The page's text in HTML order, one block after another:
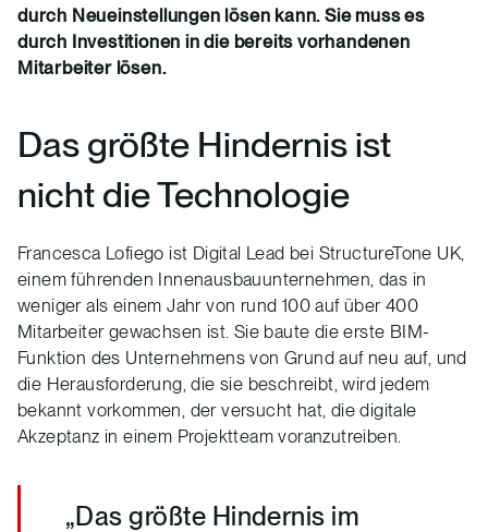
durch Neueinstellungen lösen kann. Sie muss es
durch Investitionen in die bereits vorhandenen
Mitarbeiter lösen.
Das größte Hindernis ist
nicht die Technologie
Francesca Lofiego ist Digital Lead bei StructureTone UK,
einem führenden Innenausbauunternehmen, das in
weniger als einem Jahr von rund 100 auf über 400
Mitarbeiter gewachsen ist. Sie baute die erste BIM-
Funktion des Unternehmens von Grund auf neu auf, und
die Herausforderung, die sie beschreibt, wird jedem
bekannt vorkommen, der versucht hat, die digitale
Akzeptanz in einem Projektteam voranzutreiben.
„Das größte Hindernis im